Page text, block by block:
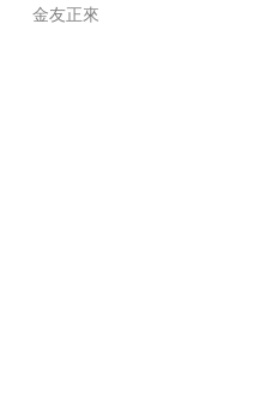
金友正來